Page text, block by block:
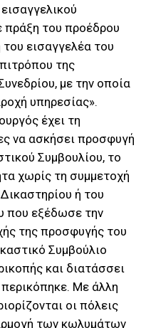
πράξη του προέδρου
εισαγγελέα του
της
με την οποία
υπηρεσίας».
έχει τη
να ασκήσει προσφυγή
Συμβουλίου, το
χωρίς τη συμμετοχή
ή του
που εξέδωσε την
της προσφυγής του
Συμβούλιο
και διατάσσει
Με άλλη
οι πόλεις
των κωλυμάτων